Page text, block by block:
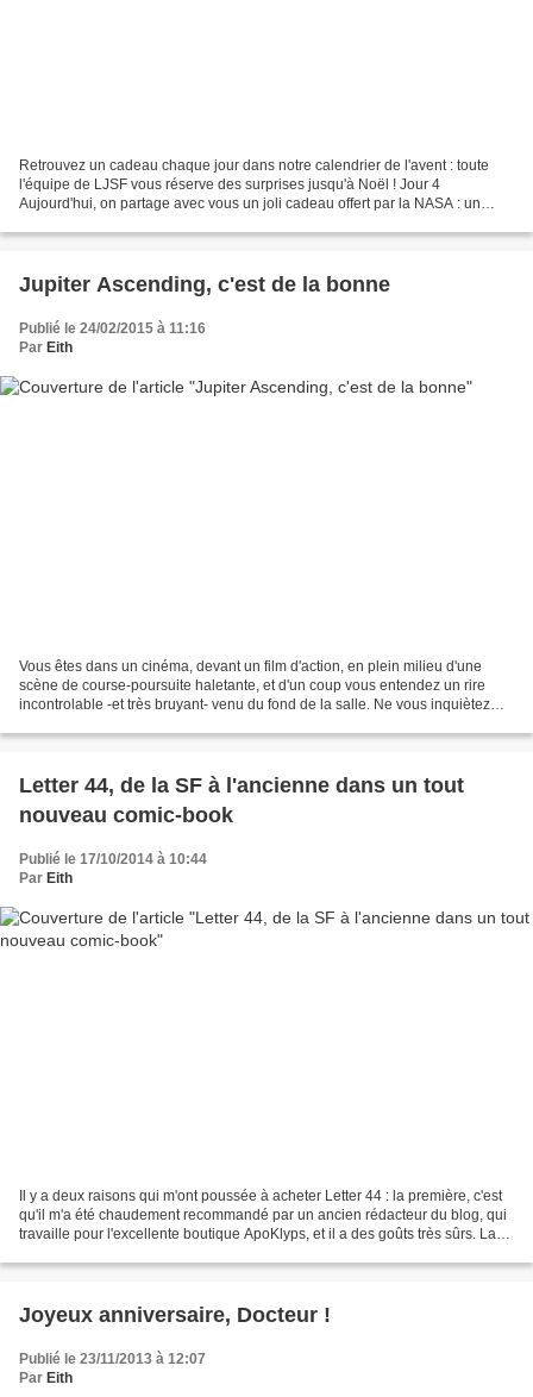
Retrouvez un cadeau chaque jour dans notre calendrier de l'avent : toute
l'équipe de LJSF vous réserve des surprises jusqu'à Noël ! Jour 4
Aujourd'hui, on partage avec vous un joli cadeau offert par la NASA : un
Jupiter Ascending, c'est de la bonne
Publié le 24/02/2015 à 11:16
Par Eith
Vous êtes dans un cinéma, devant un film d'action, en plein milieu d'une
scène de course-poursuite haletante, et d'un coup vous entendez un rire
incontrolable -et très bruyant- venu du fond de la salle. Ne vous inquiètez
Letter 44, de la SF à l'ancienne dans un tout
nouveau comic-book
Publié le 17/10/2014 à 10:44
Par Eith
Il y a deux raisons qui m'ont poussée à acheter Letter 44 : la première, c'est
qu'il m'a été chaudement recommandé par un ancien rédacteur du blog, qui
travaille pour l'excellente boutique ApoKlyps, et il a des goûts très sûrs. La
Joyeux anniversaire, Docteur !
Publié le 23/11/2013 à 12:07
Par Eith